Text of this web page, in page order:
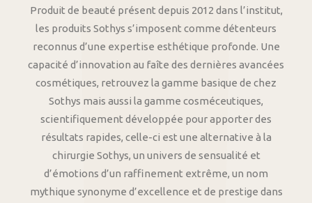
Produit de beauté présent depuis 2012 dans l’institut,
les produits Sothys s’imposent comme détenteurs
reconnus d’une expertise esthétique profonde. Une
capacité d’innovation au faîte des dernières avancées
cosmétiques, retrouvez la gamme basique de chez
Sothys mais aussi la gamme cosméceutiques,
scientifiquement développée pour apporter des
résultats rapides, celle-ci est une alternative à la
chirurgie Sothys, un univers de sensualité et
d’émotions d’un raffinement extrême, un nom
mythique synonyme d’excellence et de prestige dans